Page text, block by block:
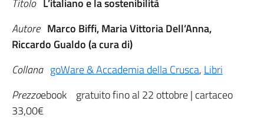
Titolo L’italiano e la sostenibilità
Autore Marco Biffi, Maria Vittoria Dell’Anna,
Riccardo Gualdo (a cura di)
Collana goWare & Accademia della Crusca, Libri
Prezzoebook gratuito fino al 22 ottobre | cartaceo
33,00€